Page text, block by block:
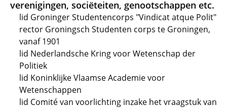
verenigingen, sociëteiten, genootschappen etc.
lid Groninger Studentencorps "Vindicat atque Polit"
rector Groningsch Studenten corps te Groningen,
vanaf 1901
lid Nederlandsche Kring voor Wetenschap der
Politiek
lid Koninklijke Vlaamse Academie voor
Wetenschappen
lid Comité van voorlichting inzake het vraagstuk van